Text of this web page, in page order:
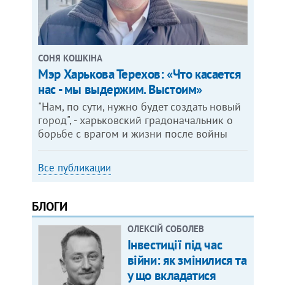
СОНЯ КОШКІНА
Мэр Харькова Терехов: «Что касается
нас - мы выдержим. Выстоим»
"Нам, по сути, нужно будет создать новый
город", - харьковский градоначальник о
борьбе с врагом и жизни после войны
Все публикации
БЛОГИ
ОЛЕКСІЙ СОБОЛЕВ
Інвестиції під час
війни: як змінилися та
у що вкладатися